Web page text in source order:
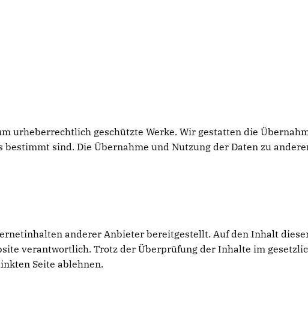
urheberrechtlich geschützte Werke. Wir gestatten die
sind. Die Übernahme und Nutzung der Daten zu
anderer Anbieter bereitgestellt. Auf den Inhalt
verantwortlich. Trotz der Überprüfung der Inhalte im
Seite ablehnen.